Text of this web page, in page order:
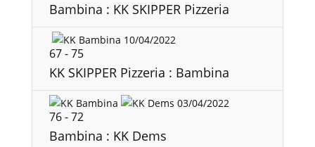
Bambina : KK SKIPPER Pizzeria
10/04/2022
67-75
KK SKIPPER Pizzeria : Bambina
03/04/2022
76-72
Bambina : KK Dems